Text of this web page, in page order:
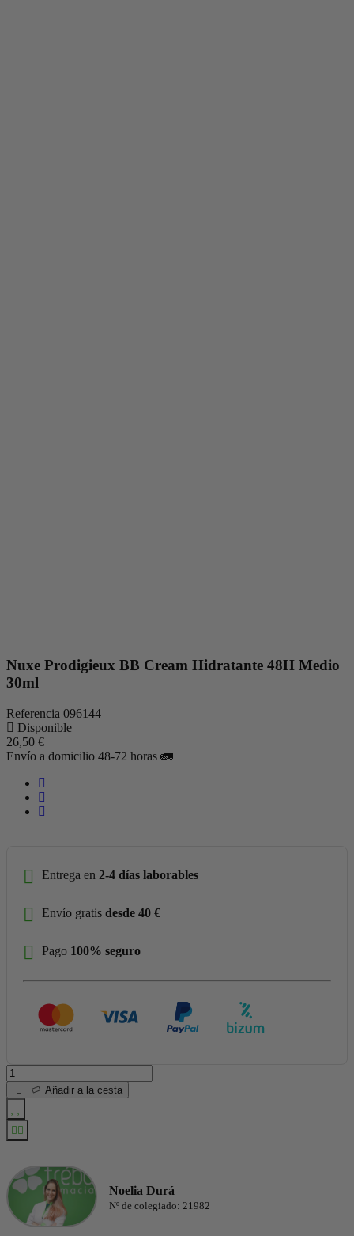
Nuxe Prodigieux BB Cream Hidratante 48H Medio
30ml
Referencia 096144
Disponible
26,50 €
Envío a domicilio 48-72 horas 🚛
Entrega en 2-4 días laborables
Envío gratis desde 40 €
Pago 100% seguro
Añadir a la cesta
Noelia Durá
Nº de colegiado: 21982